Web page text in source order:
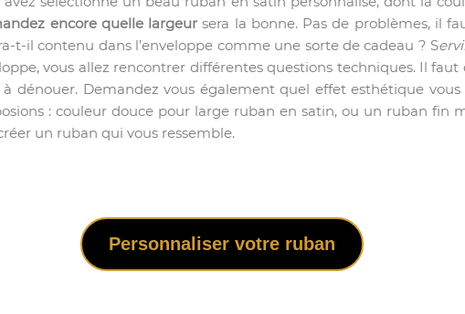
encore quelle largeursera la bonne. Pas de problèmes, il
t-il contenu dans l’enveloppe comme une sorte de cadeau ? S
vous allez rencontrer différentes questions techniques. Il
dénouer. Demandez vous également quel effet esthétique
: couleur douce pour large ruban en satin, ou un ruban fin
un ruban qui vous ressemble.
Personnaliser votre ruban